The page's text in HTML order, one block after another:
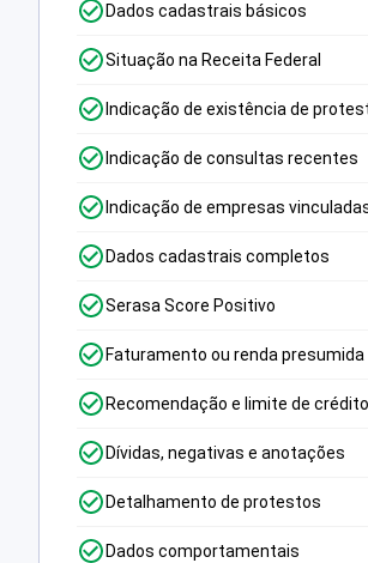
Dados cadastrais básicos
Situação na Receita Federal
Indicação de existência de
Indicação de consultas recentes
Indicação de empresas
Dados cadastrais completos
Serasa Score Positivo
Faturamento ou renda presumida
Recomendação e limite de crédito
Dívidas, negativas e anotações
Detalhamento de protestos
Dados comportamentais